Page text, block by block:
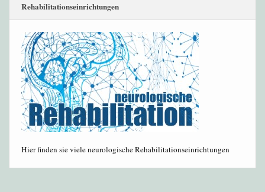
Rehabilitationseinrichtungen
Hier finden sie viele neurologische Rehabilitationseinrichtungen